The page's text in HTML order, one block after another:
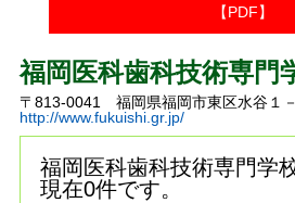
【PDF】
福岡医科歯科技術専門
〒813-0041 福岡県福岡市東区水谷１
http://www.fukuishi.gr.jp/
福岡医科歯科技術専門学
現在0件です。